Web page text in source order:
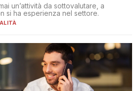
un’attività da sottovalutare, a
si ha esperienza nel settore.